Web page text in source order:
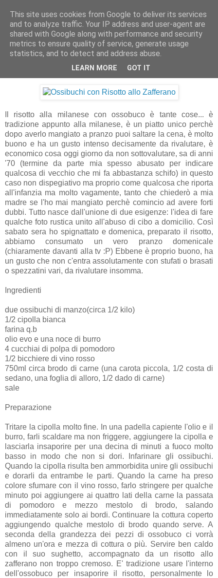
Artravelling
lunedì 14 marzo 2011
Risotto alla Milanese con Ossobuco
Il risotto alla milanese con ossobuco è tante cose... è
tradizione appunto alla milanese, è un piatto unico perchè
dopo averlo mangiato a pranzo puoi saltare la cena, è molto
buono e ha un gusto intenso decisamente da rivalutare, è
economico cosa oggi giorno da non sottovalutare, sa di anni
'70 (termine da parte mia spesso abusato per indicare
qualcosa di vecchio che mi fa abbastanza schifo) in questo
caso non dispegiativo ma proprio come qualcosa che riporta
all'infanzia ma molto vagamente, tanto che chiederò a mia
madre se l'ho mai mangiato perchè comincio ad avere forti
dubbi. Tutto nasce dall'unione di due esigenze: l'idea di fare
qualche foto rustica unito all'abuso di cibo a domicilio. Così
sabato sera ho spignattato e domenica, preparato il risotto,
abbiamo consumato un vero pranzo domenicale
(chiaramente davanti alla tv :P) Ebbene è proprio buono, ha
un gusto che non c'entra assolutamente con stufati o brasati
o spezzatini vari, da rivalutare insomma.
Ingredienti
due ossibuchi di manzo(circa 1/2 kilo)
1/2 cipolla bianca
farina q.b
olio evo e una noce di burro
4 cucchiai di polpa di pomodoro
1/2 bicchiere di vino rosso
750ml circa brodo di carne (una carota piccola, 1/2 costa di
sedano, una foglia di alloro, 1/2 dado di carne)
sale
Preparazione
Tritare la cipolla molto fine. In una padella capiente l'olio e il
burro, farli scaldare ma non friggere, aggiungere la cipolla e
lasciarla insaporire per una decina di minuti a fuoco molto
basso in modo che non si dori. Infarinare gli ossibuchi.
Quando la cipolla risulta ben ammorbidita unire gli ossibuchi
e dorarli da entrambe le parti. Quando la carne ha preso
colore sfumare con il vino rosso, farlo stringere per qualche
minuto poi aggiungere ai quattro lati della carne la passata
di pomodoro e mezzo mestolo di brodo, salando
immediatamente solo ai bordi. Continuare la cottura coperto
aggiungendo qualche mestolo di brodo quando serve. A
seconda della grandezza dei pezzi di ossobuco ci vorrà
almeno un'ora e mezza di cottura o più. Servire ben caldo
con il suo sughetto, accompagnato da un risotto allo
zafferano non troppo cremoso. E' tradizione usare l'interno
dell'ossobuco per insaporire il risotto, personalmente lo
This site uses cookies from Google to deliver its services
and to analyze traffic. Your IP address and user-agent are
shared with Google along with performance and security
metrics to ensure quality of service, generate usage
statistics, and to detect and address abuse.
LEARN MORE GOT IT